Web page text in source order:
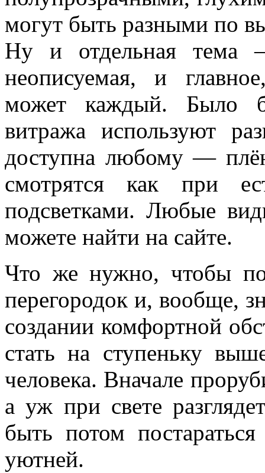
могут быть разными по
Ну и отдельная тема
неописуемая, и
может каждый. Было
витража используют
доступна любому —
смотрятся как при
подсветками. Любые
можете найти на сайте.
Что же нужно, чтобы
перегородок и, вообще,
создании комфортной
стать на ступеньку
человека. Вначале
а уж при свете
быть потом
уютней.